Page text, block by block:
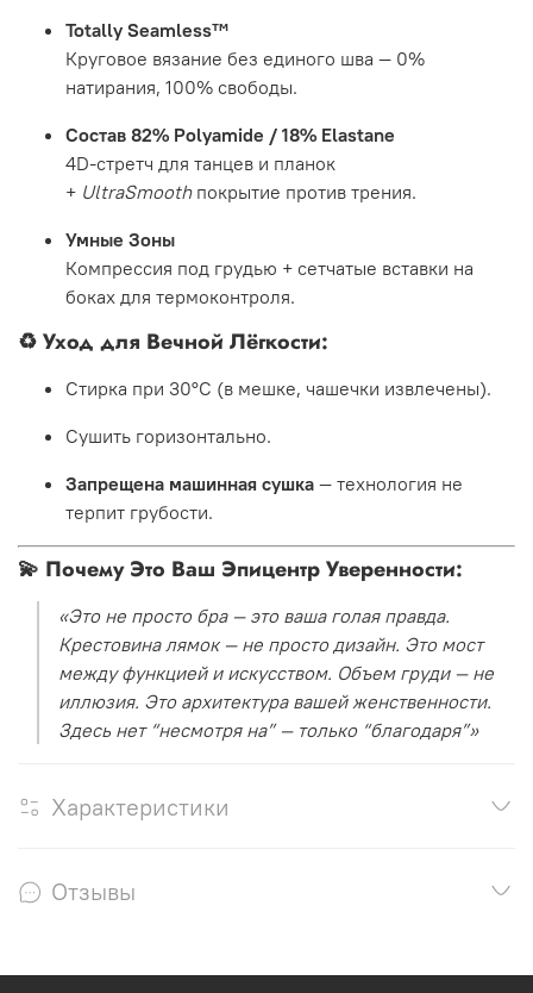
Totally Seamless™
Круговое вязание без единого шва — 0%
натирания, 100% свободы.
Состав 82% Polyamide / 18% Elastane
4D-стретч для танцев и планок
+ UltraSmooth покрытие против трения.
Умные Зоны
Компрессия под грудью + сетчатые вставки на
боках для термоконтроля.
♻️Уход для Вечной Лёгкости:
Стирка при 30°C (в мешке, чашечки извлечены).
Сушить горизонтально.
Запрещена машинная сушка — технология не
терпит грубости.
💫 Почему Это Ваш Эпицентр Уверенности:
«Это не просто бра — это ваша голая правда.
Крестовина лямок — не просто дизайн. Это мост
между функцией и искусством. Объем груди — не
иллюзия. Это архитектура вашей женственности.
Здесь нет “несмотря на” — только “благодаря”»
Характеристики
Отзывы